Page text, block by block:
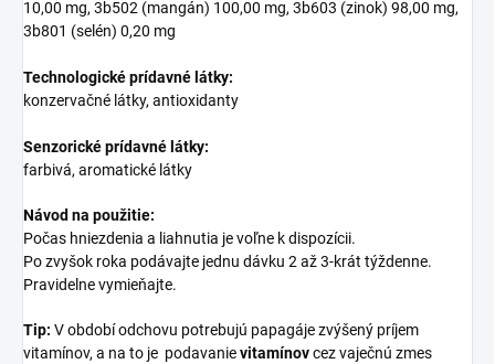
10,00 mg, 3b502 (mangán) 100,00 mg, 3b603 (zinok) 98,00 mg,
3b801 (selén) 0,20 mg
Technologické prídavné látky:
konzervačné látky, antioxidanty
Senzorické prídavné látky:
farbivá, aromatické látky
Návod na použitie:
Počas hniezdenia a liahnutia je voľne k dispozícii.
Po zvyšok roka podávajte jednu dávku 2 až 3-krát týždenne.
Pravidelne vymieňajte.
Tip: V období odchovu potrebujú papagáje zvýšený príjem
vitamínov, a na to je podavanievitamínovcez vaječnú zmes